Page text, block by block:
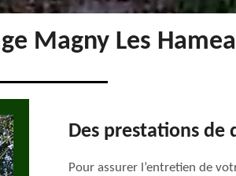
Magny Les
Des prestations de
Pour assurer l’entretien de